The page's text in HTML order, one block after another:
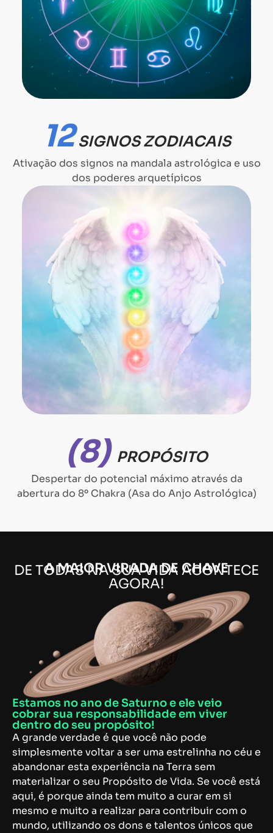
12SIGNOS ZODIACAIS
Ativação dos signos na mandala astrológica e uso
dos poderes arquetípicos
(8) PROPÓSITO
Despertar do potencial máximo através da
abertura do 8º Chakra (Asa do Anjo Astrológica)
A MAIOR VIRADA DE CHAVE
DE TODAS NA SUA VIDA ACONTECE
AGORA!
Estamos no ano de Saturno e ele veio
cobrar sua responsabilidade em viver
dentro do seu propósito!
A grande verdade é que você não pode
simplesmente voltar a ser uma estrelinha no céu e
abandonar esta experiência na Terra sem
materializar o seu Propósito de Vida. Se você está
aqui, é porque ainda tem muito a curar em si
mesmo e muito a realizar para contribuir com o
mundo, utilizando os dons e talentos únicos que